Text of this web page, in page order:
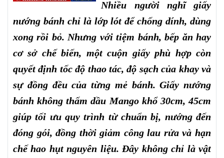
Nhiều người nghĩ giấy
nướng bánh chỉ là lớp lót để chống dính, dùng
xong rồi bỏ. Nhưng với tiệm bánh, bếp ăn hay
cơ sở chế biến, một cuộn giấy phù hợp còn
quyết định tốc độ thao tác, độ sạch của khay và
sự đồng đều của từng mẻ bánh. Giấy nướng
bánh không thấm dầu Mango khổ 30cm, 45cm
giúp tối ưu quy trình từ chuẩn bị, nướng đến
đóng gói, đồng thời giảm công lau rửa và hạn
chế hao hụt nguyên liệu. Đây không chỉ là vật